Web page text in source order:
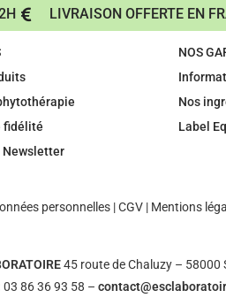
LIVRAISON OFFERTE EN
fidélité
Newsletter
NOS
Nos
Label
personnelles|CGV| Mentions
45 route de Chaluzy – 58000
03 86 36 93 58 –